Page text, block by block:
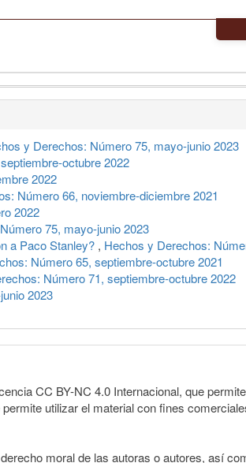
y Derechos: Número 75, mayo-junio 2023
octubre 2022
2022
Número 66, noviembre-diciembre 2021
2022
75, mayo-junio 2023
a Paco Stanley? , Hechos y Derechos:
Número 65, septiembre-octubre 2021
Número 71, septiembre-octubre 2022
2023
CC BY-NC 4.0 Internacional, que
utilizar el material con fines
moral de las autoras o autores, así